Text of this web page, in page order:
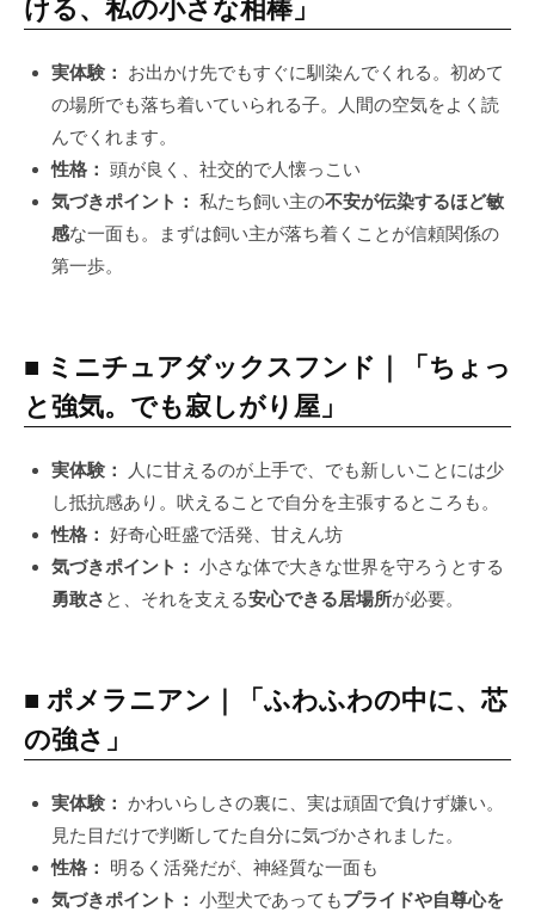
ける、私の小さな相棒」
実体験：
お出かけ先でもすぐに馴染んでくれる。初めて
の場所でも落ち着いていられる子。人間の空気をよく読
んでくれます。
性格： 頭が良く、社交的で人懐っこい
気づきポイント： 私たち飼い主の不安が伝染するほど敏
感な一面も。まずは飼い主が落ち着くことが信頼関係の
第一歩。
■ ミニチュアダックスフンド｜「ちょっ
と強気。でも寂しがり屋」
実体験：
人に甘えるのが上手で、でも新しいことには少
し抵抗感あり。吠えることで自分を主張するところも。
性格： 好奇心旺盛で活発、甘えん坊
気づきポイント： 小さな体で大きな世界を守ろうとする
勇敢さ と、それを支える安心できる居場所が必要。
■ ポメラニアン｜「ふわふわの中に、芯
の強さ」
実体験： かわいらしさの裏に、実は頑固で負けず嫌い。
見た目だけで判断してた自分に気づかされました。
性格：
明るく活発だが、神経質な一面も
気づきポイント： 小型犬であってもプライドや自尊心を